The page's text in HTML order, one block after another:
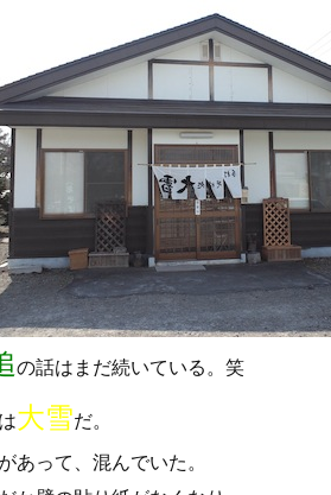
の話はまだ続いている。笑
大雪だ。
あって、混んでいた。